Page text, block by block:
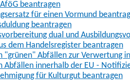
beantragen
für einen Vormund
beantragen
dual und
dem Handelsregister beantragen
"grünen" Abfällen zur Verwertung
Abfällen innerhalb der EU -
für Kulturgut beantragen